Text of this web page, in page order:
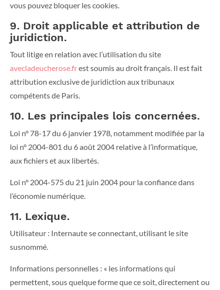
vous pouvez bloquer les cookies.
9. Droit applicable et attribution de
juridiction.
Tout litige en relation avec l’utilisation du site
avecladeucherose.frest soumis au droit français. Il est fait
attribution exclusive de juridiction aux tribunaux
compétents de Paris.
10. Les principales lois concernées.
Loi n° 78-17 du 6 janvier 1978, notamment modifiée par la
loi n° 2004-801 du 6 août 2004 relative à l’informatique,
aux fichiers et aux libertés.
Loi n° 2004-575 du 21 juin 2004 pour la confiance dans
l’économie numérique.
11. Lexique.
Utilisateur : Internaute se connectant, utilisant le site
susnommé.
Informations personnelles : « les informations qui
permettent, sous quelque forme que ce soit, directement ou